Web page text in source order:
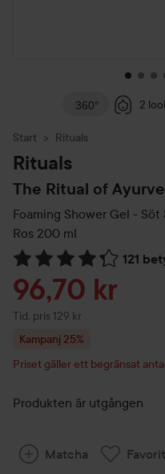
360° 2
Start Rituals
Rituals
The Ritual of
Foaming Shower Gel -
Ros 200 ml
121
Hoppa till Betyg &
Reapris
96,70 kr
Tid. pris 129 kr
Tidigare pris 129 kr
Kampanj 25%
Priset gäller ett begränsat antal
Produkten är utgången
Matcha Favorit